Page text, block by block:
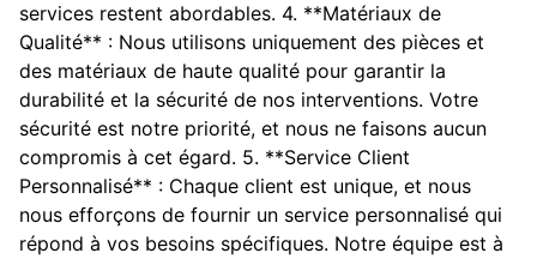
services restent abordables. 4. **Matériaux de
Qualité** : Nous utilisons uniquement des pièces et
des matériaux de haute qualité pour garantir la
durabilité et la sécurité de nos interventions. Votre
sécurité est notre priorité, et nous ne faisons aucun
compromis à cet égard. 5. **Service Client
Personnalisé** : Chaque client est unique, et nous
nous efforçons de fournir un service personnalisé qui
répond à vos besoins spécifiques. Notre équipe est à